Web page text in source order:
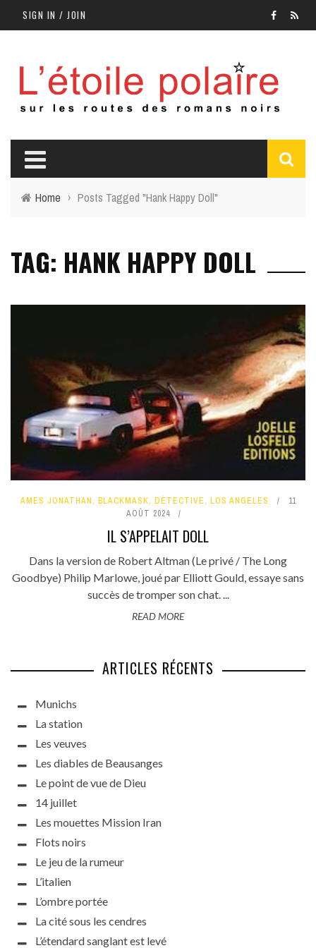
SIGN IN / JOIN
Home › Posts Tagged "Hank Happy Doll"
TAG: HANK HAPPY DOLL
AMES JONATHAN, BLACKMASK, DÉTECTIVE, LOS ANGELES
11
AOÛT 2024
IL S’APPELAIT DOLL
Dans la version de Robert Altman (Le privé / The Long
Goodbye) Philip Marlowe, joué par Elliott Gould, essaye sans
succès de tromper son chat. ...
READ MORE
ARTICLES RÉCENTS
Munichs
La station
Les veuves
Les diables de Beausanges
Le point de vue de Dieu
14 juillet
Les mouettes Mission Iran
Flots noirs
Le jeu de la rumeur
L’italien
L’ombre portée
La cité sous les cendres
L’étendard sanglant est levé